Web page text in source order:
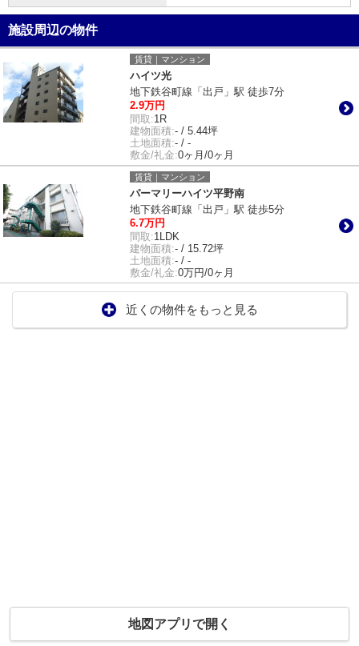
施設周辺の物件
賃貸｜マンション
ハイツ光
地下鉄谷町線「出戸」駅 徒歩7分
2.9万円
間取:1R
建物面積:- / 5.44坪
土地面積:- / -
敷金/礼金:0ヶ月/0ヶ月
賃貸｜マンション
パーマリーハイツ平野南
地下鉄谷町線「出戸」駅 徒歩5分
6.7万円
間取:1LDK
建物面積:- / 15.72坪
土地面積:- / -
敷金/礼金:0万円/0ヶ月
近くの物件をもっと見る
地図アプリで開く